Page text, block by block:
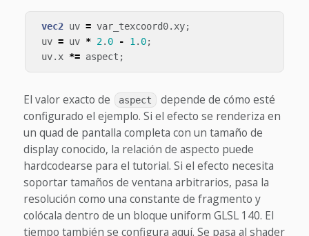
vec2 uv = var_texcoord0.xy;
uv = uv * 2. 0 - 1. 0;
uv.x *= aspect ;
El valor exacto de aspect
depende de cómo esté
configurado el ejemplo. Si el efecto se renderiza en
un quad de pantalla completa con un tamaño de
display conocido, la relación de aspecto puede
hardcodearse para el tutorial. Si el efecto necesita
soportar tamaños de ventana arbitrarios, pasa la
resolución como una constante de fragmento y
colócala dentro de un bloque uniform GLSL 140. El
tiempo también se configura aquí. Se pasa al shader